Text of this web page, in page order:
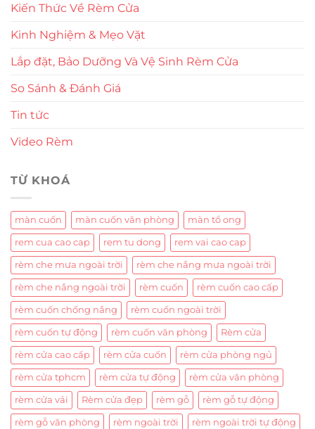
Kiến Thức Về Rèm Cửa
Kinh Nghiệm & Mẹo Vặt
Lắp đặt, Bảo Dưỡng Và Vệ Sinh Rèm Cửa
So Sánh & Đánh Giá
Tin tức
Video Rèm
TỪ KHOÁ
màn cuốn màn cuốn văn phòng màn tổ ong
rem cua cao cap rem tu dong rem vai cao cap
rèm che mưa ngoài trời rèm che nắng mưa ngoài trời
rèm che nắng ngoài trời rèm cuốn rèm cuốn cao cấp
rèm cuốn chống nắng rèm cuốn ngoài trời
rèm cuốn tự động rèm cuốn văn phòng Rèm cửa
rèm cửa cao cấp rèm cửa cuốn rèm cửa phòng ngủ
rèm cửa tphcm rèm cửa tự động rèm cửa văn phòng
rèm cửa vải Rèm cửa đẹp rèm gỗ rèm gỗ tự động
rèm gỗ văn phòng rèm ngoài trời rèm ngoài trời tự động